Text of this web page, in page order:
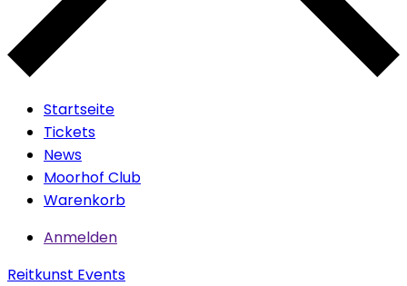
Startseite
Tickets
News
Moorhof Club
Warenkorb
Anmelden
Reitkunst Events